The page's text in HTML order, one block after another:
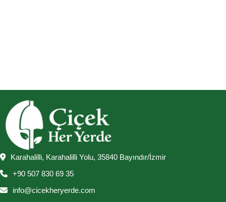
Karahalilli, Karahalilli Yolu, 35840 Bayındır/İzmir
+90 507 830 69 35
info@cicekheryerde.com